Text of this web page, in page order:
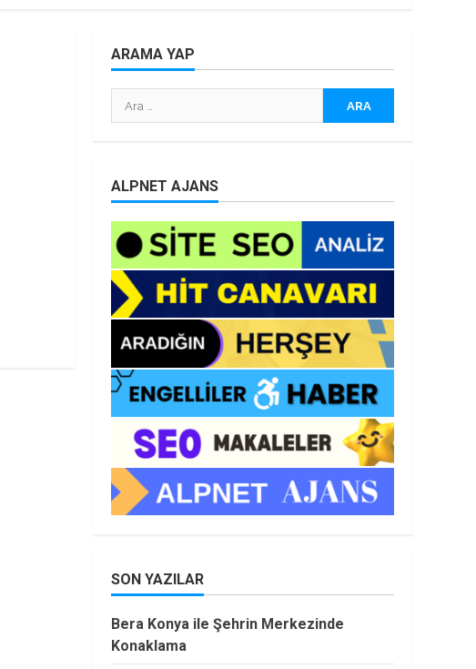
ARAMA YAP
Arama:
ALPNET AJANS
SON YAZILAR
Bera Konya ile Şehrin Merkezinde
Konaklama